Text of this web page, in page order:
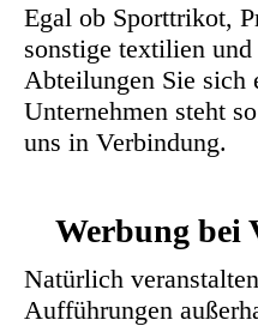
Egal ob Sporttrikot,
sonstige textilien
Abteilungen Sie sich
Unternehmen steht
uns in Verbindung.
Werbung bei
Natürlich
Aufführungen